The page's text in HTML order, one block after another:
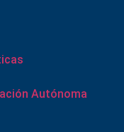
Autónoma